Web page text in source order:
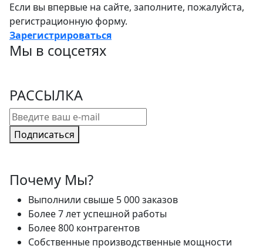
Если вы впервые на сайте, заполните, пожалуйста,
регистрационную форму.
Зарегистрироваться
Мы в соцсетях
РАССЫЛКА
Подписаться
Почему Мы?
Выполнили свыше 5 000 заказов
Более 7 лет успешной работы
Более 800 контрагентов
Собственные производственные мощности